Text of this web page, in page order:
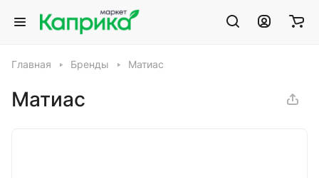
Главная Бренды Матиас
Матиас